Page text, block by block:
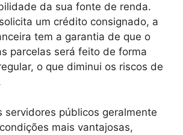
da sua fonte de renda.
um crédito consignado, a
tem a garantia de que o
parcelas será feito de forma
o que diminui os riscos de
servidores públicos geralmente
mais vantajosas,